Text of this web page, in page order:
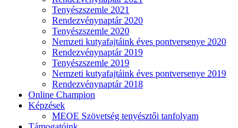
Tenyészszemle 2021
Rendezvénynaptár 2020
Tenyészszemle 2020
Nemzeti kutyafajtáink éves pontversenye 2020
Rendezvénynaptár 2019
Tenyészszemle 2019
Nemzeti kutyafajtáink éves pontversenye 2019
Rendezvénynaptár 2018
Online Champion
Képzések
MEOE Szövetség tenyésztői tanfolyam